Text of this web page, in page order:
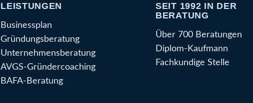
LEISTUNGEN
Businessplan
Gründungsberatung
Unternehmensberatung
AVGS-Gründercoaching
BAFA-Beratung
SEIT 1992 IN DER
BERATUNG
Über 700 Beratungen
Diplom-Kaufmann
Fachkundige Stelle